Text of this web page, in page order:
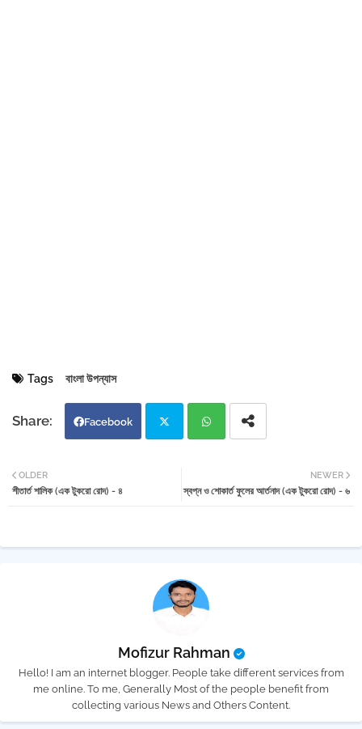
Tags বাংলা উপন্যাস
Facebook
atsa
NEWER
স্বপ্ন ও শোকার্ত ফুলের আর্তনাদ (এক টুকরো রোদ) - ৬
OLDER
শীতার্ত শালিক (এক টুকরো রোদ) - ৪
Mofizur Rahman
Hello! I am an internet blogger. People take different services from
me online. To me, Generally Most of the people benefit from
collecting various News and Others Content.